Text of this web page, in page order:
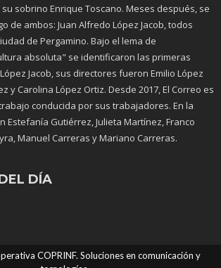
sobrino Enrique Toscano. Meses después, se
de ambos: Juan Alfredo López Jacob, todos
de Pergamino. Bajo el lema de
absoluta" se identificaron las primeras
Jacob, sus directores fueron Emilio López
y Carolina López Ortiz. Desde 2017, El Correo es
conducida por sus trabajadores. En la
Estefanía Gutiérrez, Julieta Martínez, Franco
Manuel Carreras y Mariano Carreras.
DÍA
COPRINF. Soluciones en comunicación y